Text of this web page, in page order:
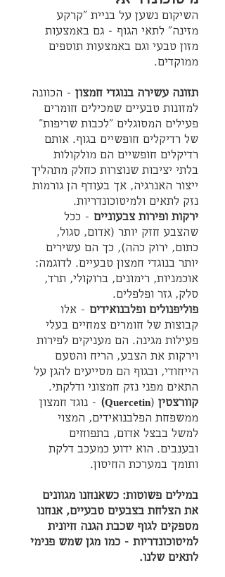
השיקום נשען על בניית "קרקע
מזינה" לתאי הגוף - גם באמצעות
מזון טבעי וגם באמצעות תוספים
ממוקדים.
תזונה עשירה בנוגדי חמצון - הכוונה
למזונות טבעיים שמכילים חומרים
פעילים המסוגלים "לכבות שריפות"
של רדיקלים חופשיים בגוף. אותם
רדיקלים חופשיים הם מולקולות
בלתי יציבות שנוצרות כחלק מתהליך
ייצור האנרגיה, אך בעודף הן גורמות
נזק לתאים ולמיטוכונדריות.
ירקות ופירות צבעוניים - ככל
שהצבע חזק יותר (אדום, סגול,
כתום, ירוק כהה), כך הם עשירים
יותר בנוגדי חמצון טבעיים. לדוגמה:
אוכמניות, רימונים, ברוקולי, תרד,
סלק, גזר ופלפלים.
פוליפנולים ופלבנואידים - אלו
קבוצות של חומרים צמחיים בעלי
פעילות מגינה. הם מעניקים לפירות
וירקות את הצבע, הריח והטעם
הייחודי, ובגוף הם מסייעים להגן על
התאים מפני נזק חמצוני ודלקתי.
קוורצטין (
Quercetin)
- נוגד חמצון
ממשפחת הפלבנואידים, המצוי
למשל בבצל אדום, בתפוחים
ובענבים. הוא ידוע כמעכב דלקת
ותומך במערכת החיסון.
במילים פשוטות: כשאנחנו מגוונים
את הצלחת בצבעים טבעיים, אנחנו
מספקים לגוף שכבת הגנה חיונית
למיטוכונדריות - כמו מגן שמש פנימי
לתאים שלנו.